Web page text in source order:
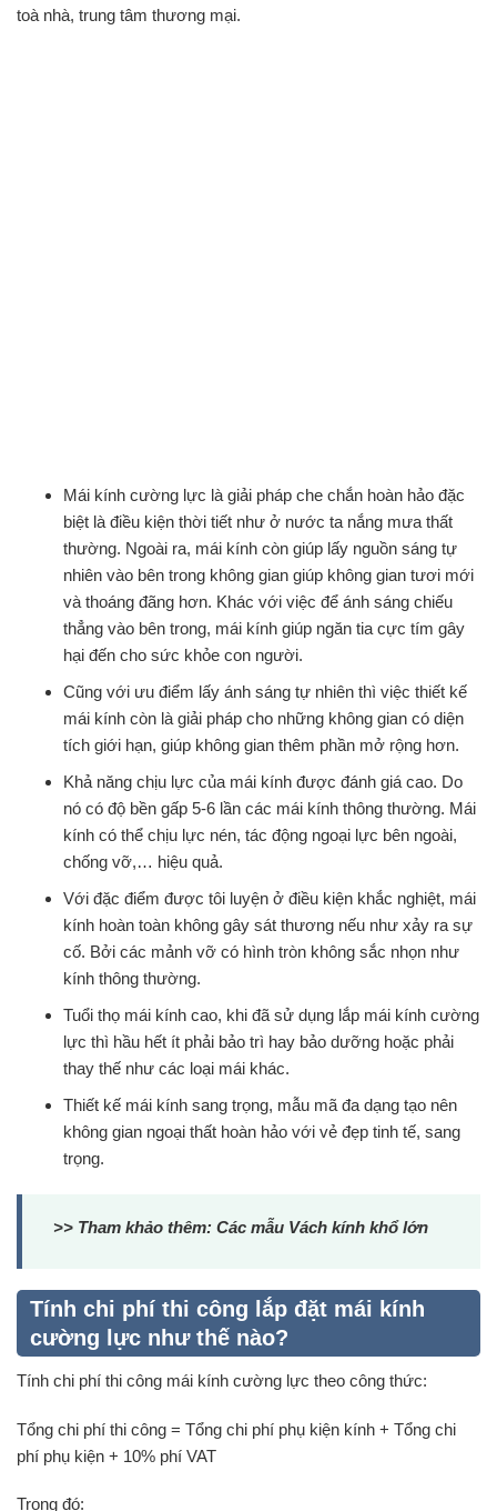
toà nhà, trung tâm thương mại.
Mái kính cường lực là giải pháp che chắn hoàn hảo đặc
biệt là điều kiện thời tiết như ở nước ta nắng mưa thất
thường. Ngoài ra, mái kính còn giúp lấy nguồn sáng tự
nhiên vào bên trong không gian giúp không gian tươi mới
và thoáng đãng hơn. Khác với việc để ánh sáng chiếu
thẳng vào bên trong, mái kính giúp ngăn tia cực tím gây
hại đến cho sức khỏe con người.
Cũng với ưu điểm lấy ánh sáng tự nhiên thì việc thiết kế
mái kính còn là giải pháp cho những không gian có diện
tích giới hạn, giúp không gian thêm phần mở rộng hơn.
Khả năng chịu lực của mái kính được đánh giá cao. Do
nó có độ bền gấp 5-6 lần các mái kính thông thường. Mái
kính có thể chịu lực nén, tác động ngoại lực bên ngoài,
chống vỡ,… hiệu quả.
Với đặc điểm được tôi luyện ở điều kiện khắc nghiệt, mái
kính hoàn toàn không gây sát thương nếu như xảy ra sự
cố. Bởi các mảnh vỡ có hình tròn không sắc nhọn như
kính thông thường.
Tuổi thọ mái kính cao, khi đã sử dụng lắp mái kính cường
lực thì hầu hết ít phải bảo trì hay bảo dưỡng hoặc phải
thay thế như các loại mái khác.
Thiết kế mái kính sang trọng, mẫu mã đa dạng tạo nên
không gian ngoại thất hoàn hảo với vẻ đẹp tinh tế, sang
trọng.
>> Tham khảo thêm: Các mẫu Vách kính khổ lớn
Tính chi phí thi công lắp đặt mái kính
cường lực như thế nào?
Tính chi phí thi công mái kính cường lực theo công thức:
Tổng chi phí thi công = Tổng chi phí phụ kiện kính + Tổng chi
phí phụ kiện + 10% phí VAT
Trong đó: